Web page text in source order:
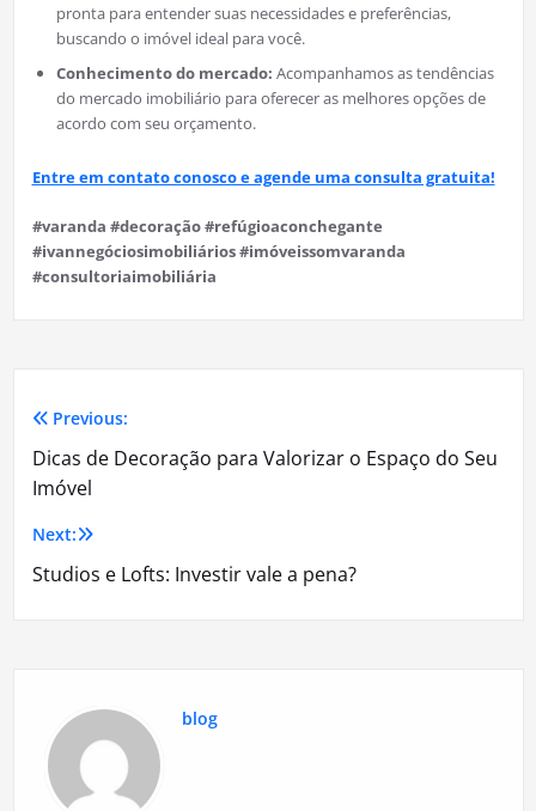
pronta para entender suas necessidades e preferências,
buscando o imóvel ideal para você.
Conhecimento do mercado: Acompanhamos as tendências
do mercado imobiliário para oferecer as melhores opções de
acordo com seu orçamento.
Entre em contato conosco e agende uma consulta gratuita!
#varanda #decoração #refúgioaconchegante
#ivannegóciosimobiliários #imóveissomvaranda
#consultoriaimobiliária
Navegação
de
Post
Previous:
Dicas de Decoração para Valorizar o Espaço do Seu
Imóvel
Next:
Studios e Lofts: Investir vale a pena?
blog